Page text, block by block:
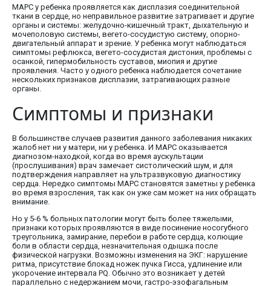
МАРС у ребенка проявляется как дисплазия соединительной
ткани в сердце, но неправильное развитие затрагивает и другие
органы и системы: желудочно-кишечный тракт, дыхательную и
мочеполовую системы, вегето-сосудистую систему, опорно-
двигательный аппарат и зрение. У ребенка могут наблюдаться
симптомы рефлюкса, вегето-сосудистая дистония, проблемы с
осанкой, гипермобильность суставов, миопия и другие
проявления. Часто у одного ребенка наблюдается сочетание
нескольких признаков дисплазии, затрагивающих разные
органы.
Симптомы и признаки
В большинстве случаев развития данного заболевания никаких
жалоб нет ни у матери, ни у ребенка. И МАРС оказывается
диагнозом-находкой, когда во время аускультации
(прослушивания) врач замечает систолический шум, и для
подтверждения направляет на ультразвуковую диагностику
сердца. Нередко симптомы МАРС становятся заметны у ребенка
во время взросления, так как он уже сам может на них обращать
внимание.
Но у 5-6 % больных патологии могут быть более тяжелыми,
признаки которых проявляются в виде посинение носогубного
треугольника, замирание, перебои в работе сердца, колющие
боли в области сердца, незначительная одышка после
физической нагрузки. Возможны изменения на ЭКГ: нарушение
ритма, присутствие блокад ножек пучка Гисса, удлинение или
укорочение интервала PQ. Обычно это возникает у детей
параллельно с недержанием мочи, гастро-эзофагальным